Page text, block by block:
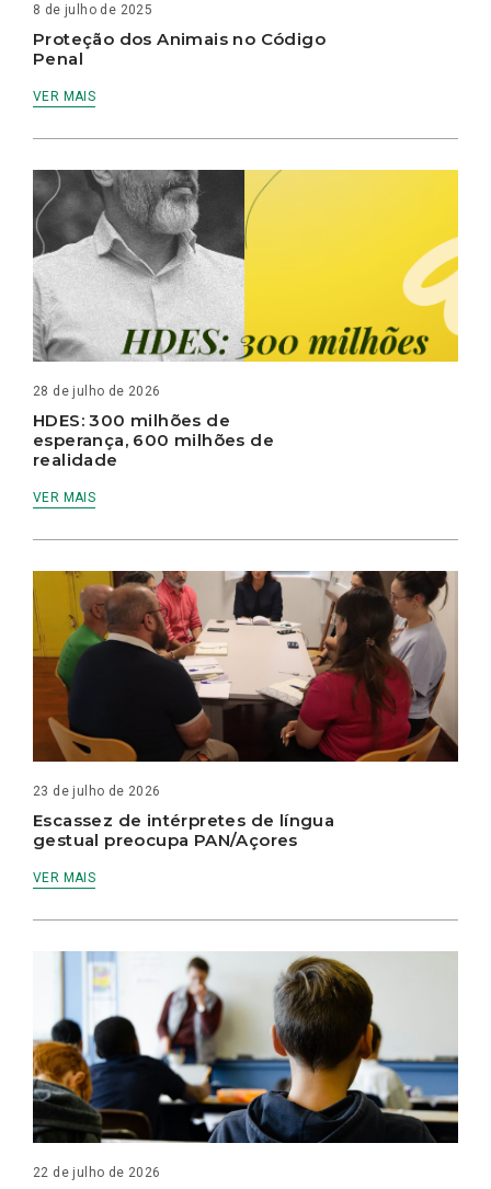
8 de julho de 2025
Proteção dos Animais no Código
Penal
VER MAIS
28 de julho de 2026
HDES: 300 milhões de
esperança, 600 milhões de
realidade
VER MAIS
23 de julho de 2026
Escassez de intérpretes de língua
gestual preocupa PAN/Açores
VER MAIS
22 de julho de 2026